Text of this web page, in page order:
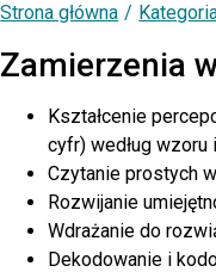
Strona główna
Zamierzenia
Kształcenie
cyfr) według wzoru
Czytanie prostych
Rozwijanie
Wdrażanie do
Dekodowanie i